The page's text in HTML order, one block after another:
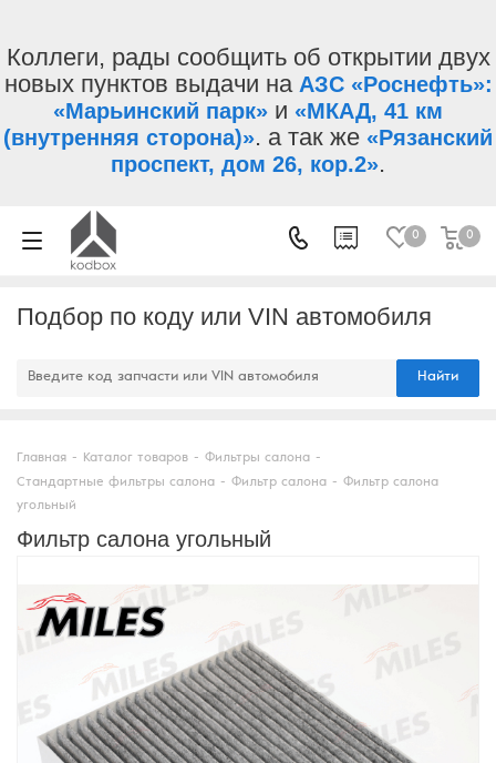
Коллеги, рады сообщить об открытии двух
новых пунктов выдачи на АЗС «Роснефть»:
«Марьинский парк» и «МКАД, 41 км
(внутренняя сторона)». а так же «Рязанский
проспект, дом 26, кор.2».
0 0
Подбор по коду или VIN автомобиля
Найти
Главная - Каталог товаров - Фильтры салона -
Стандартные фильтры салона - Фильтр салона - Фильтр салона
угольный
Фильтр салона угольный